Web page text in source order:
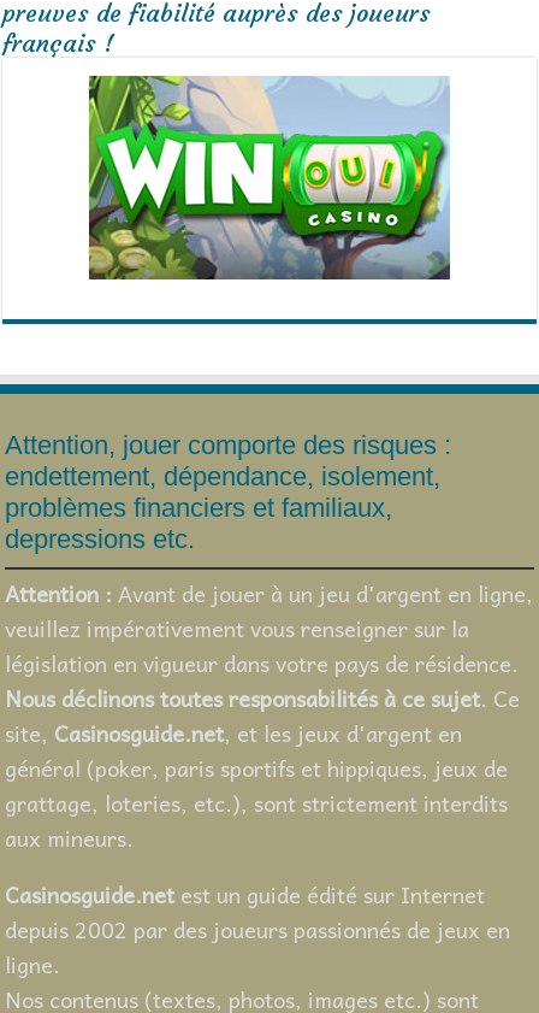
preuves de fiabilité auprès des joueurs
français !
Attention, jouer comporte des risques :
endettement, dépendance, isolement,
problèmes financiers et familiaux,
depressions etc.
Attention : Avant de jouer à un jeu d'argent en ligne,
veuillez impérativement vous renseigner sur la
législation en vigueur dans votre pays de résidence.
Nous déclinons toutes responsabilités à ce sujet. Ce
site, Casinosguide.net, et les jeux d'argent en
général (poker, paris sportifs et hippiques, jeux de
grattage, loteries, etc.), sont strictement interdits
aux mineurs.
Casinosguide.netest un guide édité sur Internet
depuis 2002 par des joueurs passionnés de jeux en
ligne.
Nos contenus (textes, photos, images etc.) sont